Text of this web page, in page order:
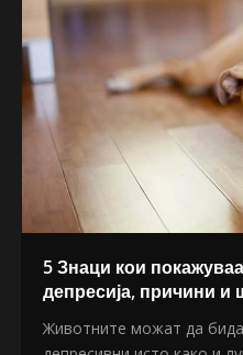
5 Знаци кои
депресија, причини и
Животните можат да